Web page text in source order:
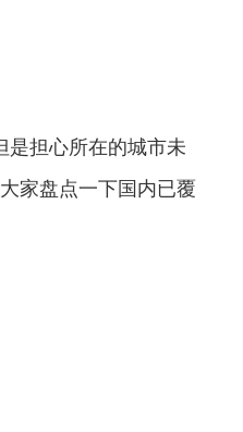
是担心所在的城市未
家盘点一下国内已覆